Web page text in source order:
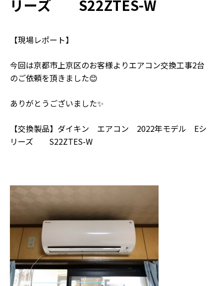
リーズ S22ZTES-W
【現場レポート】
今回は京都市上京区のお客様よりエアコン交換工事2台
のご依頼を頂きました😊
ありがとうございました✨
【交換製品】ダイキン エアコン 2022年モデル Eシ
リーズ S22ZTES-W